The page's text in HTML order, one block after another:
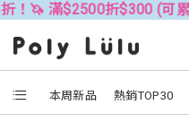
$2500折$300 (可累折）
本周新品 熱銷TOP30